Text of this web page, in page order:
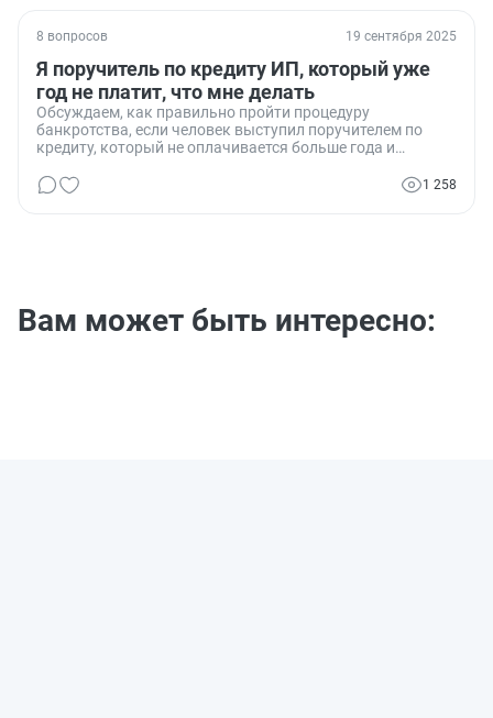
8 вопросов 19 сентября 2025
Я поручитель по кредиту ИП, который уже
год не платит, что мне делать
Обсуждаем, как правильно пройти процедуру
банкротства, если человек выступил поручителем по
кредиту, который не оплачивается больше года и
1 258
Вам может быть интересно: